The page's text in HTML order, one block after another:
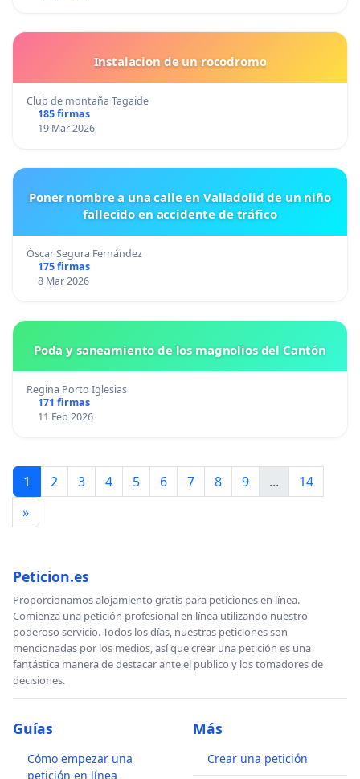
Instalacion de un rocodromo
Club de montaña Tagaide
185 firmas
19 Mar 2026
Poner nombre a una calle en Valladolid de un niño
fallecido en accidente de tráfico
Óscar Segura Fernández
175 firmas
8 Mar 2026
Poda y saneamiento de los magnolios del Cantón
Regina Porto Iglesias
171 firmas
11 Feb 2026
1 2 3 4 5 6 7 8 9 ...
14
»
Peticion.es
Proporcionamos alojamiento gratis para peticiones en línea.
Comienza una petición profesional en línea utilizando nuestro
poderoso servicio. Todos los días, nuestras peticiones son
mencionadas por los medios, así que crear una petición es una
fantástica manera de destacar ante el publico y los tomadores de
decisiones.
Guías
Cómo empezar una
petición en línea
Más
Crear una petición